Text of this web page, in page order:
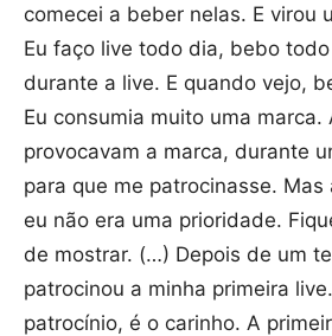
comecei a beber nelas. E virou
Eu faço live todo dia, bebo
durante a live. E quando vejo,
Eu consumia muito uma marca.
provocavam a marca, durante
para que me patrocinasse. Mas
eu não era uma prioridade.
de mostrar. (…) Depois de um
patrocinou a minha primeira
patrocínio, é o carinho. A